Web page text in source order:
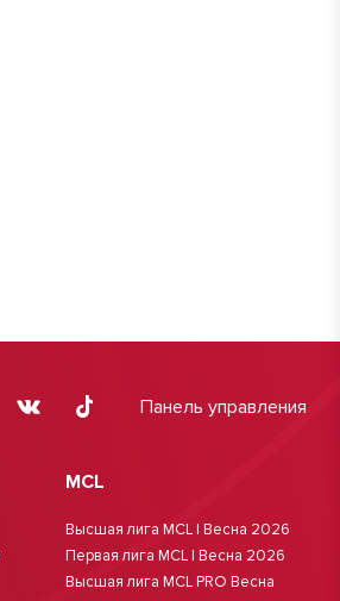
Панель управления
MCL
Высшая лига MCL | Весна 2026
Первая лига MCL | Весна 2026
Высшая лига MCL PRO Весна